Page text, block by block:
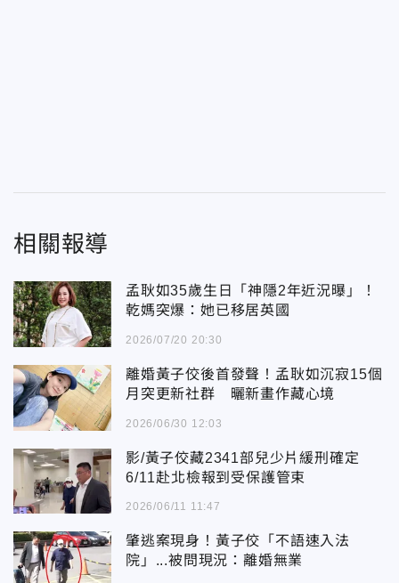
相關報導
孟耿如35歲生日「神隱2年近況曝」！
乾媽突爆：她已移居英國
2026/07/20 20:30
離婚黃子佼後首發聲！孟耿如沉寂15個
月突更新社群 曬新畫作藏心境
2026/06/30 12:03
影/黃子佼藏2341部兒少片緩刑確定
6/11赴北檢報到受保護管束
2026/06/11 11:47
肇逃案現身！黃子佼「不語速入法
院」...被問現況：離婚無業